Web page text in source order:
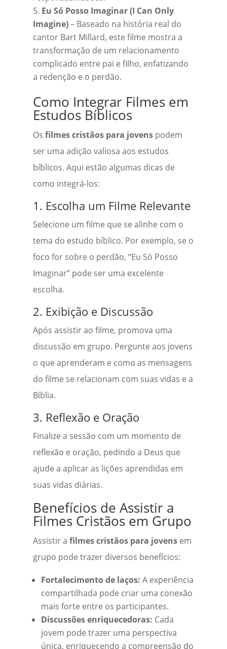
Eu Só Posso Imaginar (I Can Only
Imagine)– Baseado na história real do
cantor Bart Millard, este filme mostra a
transformação de um relacionamento
complicado entre pai e filho, enfatizando
a redenção e o perdão.
Como Integrar Filmes em
Estudos Bíblicos
Os filmes cristãos para jovenspodem
ser uma adição valiosa aos estudos
bíblicos. Aqui estão algumas dicas de
como integrá-los:
1. Escolha um Filme Relevante
Selecione um filme que se alinhe com o
tema do estudo bíblico. Por exemplo, se o
foco for sobre o perdão, “Eu Só Posso
Imaginar” pode ser uma excelente
escolha.
2. Exibição e Discussão
Após assistir ao filme, promova uma
discussão em grupo. Pergunte aos jovens
o que aprenderam e como as mensagens
do filme se relacionam com suas vidas e a
Bíblia.
3. Reflexão e Oração
Finalize a sessão com um momento de
reflexão e oração, pedindo a Deus que
ajude a aplicar as lições aprendidas em
suas vidas diárias.
Benefícios de Assistir a
Filmes Cristãos em Grupo
Assistir a filmes cristãos para jovensem
grupo pode trazer diversos benefícios:
Fortalecimento de laços: A experiência
compartilhada pode criar uma conexão
mais forte entre os participantes.
Discussões enriquecedoras: Cada
jovem pode trazer uma perspectiva
única, enriquecendo a compreensão do